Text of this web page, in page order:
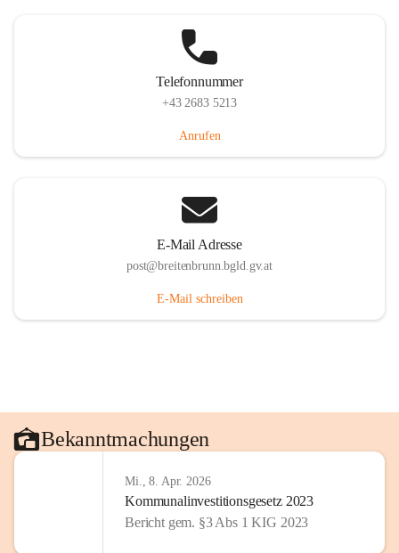
Telefonnummer
+43 2683 5213
Anrufen
E-Mail Adresse
post@breitenbrunn.bgld.gv.at
E-Mail schreiben
Bekanntmachungen
Mi., 8. Apr. 2026
Kommunalinvestitionsgesetz 2023
Bericht gem. §3 Abs 1 KIG 2023